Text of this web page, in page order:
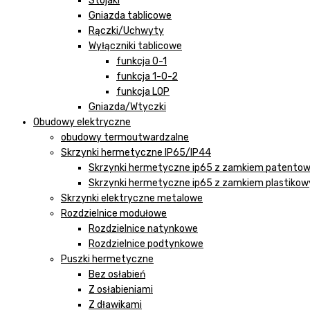
Gniazda tablicowe
Rączki/Uchwyty
Wyłączniki tablicowe
funkcja 0-1
funkcja 1-0-2
funkcja LOP
Gniazda/Wtyczki
Obudowy elektryczne
obudowy termoutwardzalne
Skrzynki hermetyczne IP65/IP44
Skrzynki hermetyczne ip65 z zamkiem
Skrzynki hermetyczne ip65 z zamkiem
Skrzynki elektryczne metalowe
Rozdzielnice modułowe
Rozdzielnice natynkowe
Rozdzielnice podtynkowe
Puszki hermetyczne
Bez osłabień
Z osłabieniami
Z dławikami